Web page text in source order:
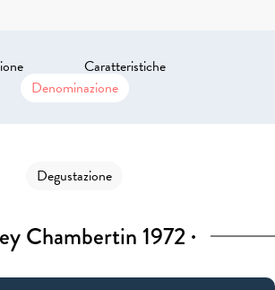
Caratteristiche
Denominazione
Degustazione
Chambertin 1972 ·